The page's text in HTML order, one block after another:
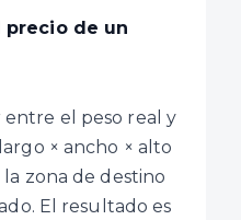
precio de un
el peso real y
× ancho × alto
zona de destino
El resultado es